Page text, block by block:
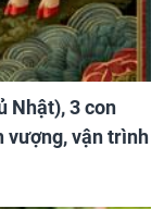
Nhật), 3 con
vượng, vận trình